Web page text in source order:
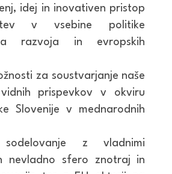
idej in inovativen pristop
v vsebine politike
razvoja in evropskih
za soustvarjanje naše
prispevkov v okviru
Slovenije v mednarodnih
z vladnimi
nevladno sfero znotraj in